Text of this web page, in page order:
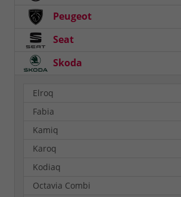
Peugeot
Seat
Skoda
Elroq
Fabia
Kamiq
Karoq
Kodiaq
Octavia Combi